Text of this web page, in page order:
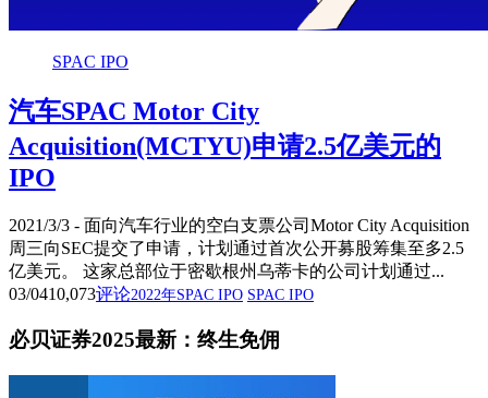
SPAC IPO
汽车SPAC Motor City
Acquisition(MCTYU)申请2.5亿美元的
IPO
2021/3/3 - 面向汽车行业的空白支票公司Motor City Acquisition
周三向SEC提交了申请，计划通过首次公开募股筹集至多2.5
亿美元。 这家总部位于密歇根州乌蒂卡的公司计划通过...
03/0410,073评论2022年SPAC IPO SPAC IPO
必贝证券2025最新：终生免佣